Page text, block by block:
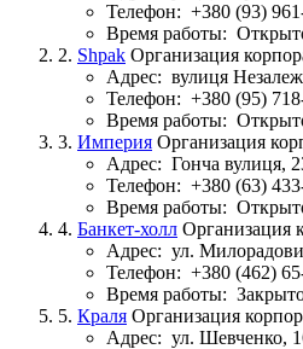
Телефон: +380 (93)
Время работы:
2. Shpak Организация
Адрес: вулиця
Телефон: +380 (95)
Время работы:
3. Империя Организация
Адрес: Гонча вулиця,
Телефон: +380 (63)
Время работы:
4. Банкет-холл Организация
Адрес: ул.
Телефон: +380 (462)
Время работы:
5. Краля Организация
Адрес: ул. Шевченко,